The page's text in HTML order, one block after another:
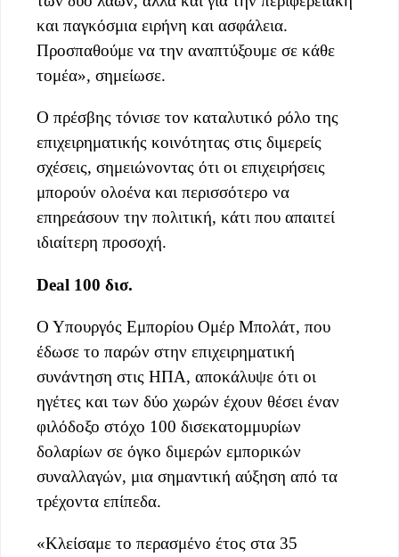
και παγκόσμια ειρήνη και ασφάλεια.
Προσπαθούμε να την αναπτύξουμε σε κάθε
τομέα», σημείωσε.
Ο πρέσβης τόνισε τον καταλυτικό ρόλο της
επιχειρηματικής κοινότητας στις διμερείς
σχέσεις, σημειώνοντας ότι οι επιχειρήσεις
μπορούν ολοένα και περισσότερο να
επηρεάσουν την πολιτική, κάτι που απαιτεί
ιδιαίτερη προσοχή.
Deal 100 δισ.
Ο Υπουργός Εμπορίου Ομέρ Μπολάτ, που
έδωσε το παρών στην επιχειρηματική
συνάντηση στις ΗΠΑ, αποκάλυψε ότι οι
ηγέτες και των δύο χωρών έχουν θέσει έναν
φιλόδοξο στόχο 100 δισεκατομμυρίων
δολαρίων σε όγκο διμερών εμπορικών
συναλλαγών, μια σημαντική αύξηση από τα
τρέχοντα επίπεδα.
«Κλείσαμε το περασμένο έτος στα 35